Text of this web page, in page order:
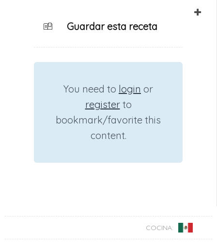
Guardar esta receta
You need to login or
registerto
bookmark/favorite this
content.
COCINA: